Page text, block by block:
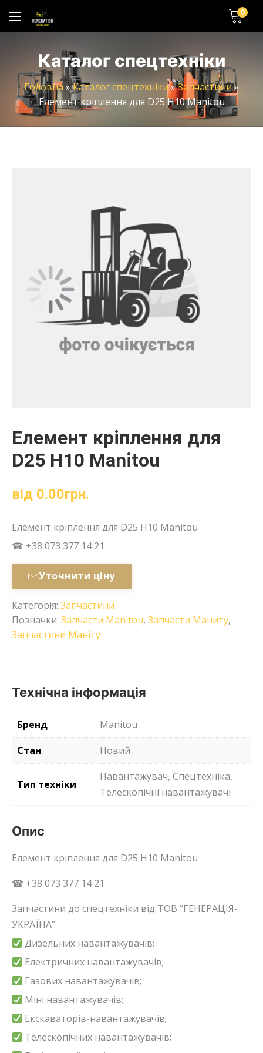
0
Каталог спецтехніки
Головна»Каталог спецтехніки»Запчастини»
Елемент кріплення для D25 H10 Manitou
Елемент кріплення для
D25 H10 Manitou
від 0.00грн.
Елемент кріплення для D25 H10 Manitou
☎ +38 073 377 14 21
Уточнити ціну
Категорія: Запчастини
Позначки: Запчасти Manitou, Запчасти Маниту,
Запчастини Маніту
Технічна інформація
Бренд
Manitou
Стан
Новий
Тип техніки
Навантажувач, Спецтехніка,
Телескопічні навантажувачі
Опис
Елемент кріплення для D25 H10 Manitou
☎ +38 073 377 14 21
Запчастини до спецтехніки від ТОВ “ГЕНЕРАЦІЯ-
УКРАЇНА”:
Дизельних навантажувачів;
Електричних навантажувачів;
Газових навантажувачів;
Міні навантажувачів;
Екскаваторів-навантажувачів;
Телескопічних навантажувачів;